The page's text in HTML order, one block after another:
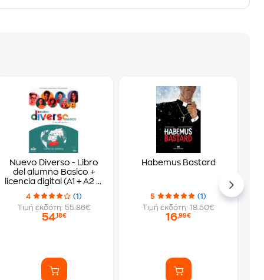
Nuevo Diverso - Libro
del alumno Basico +
licencia digital (A1 + A2 in
one volume)
4
(1)
Τιμή εκδότη: 55.86€
54,18€
Habemus Bastard
5
(1)
Τιμή εκδότη: 18.50€
16,99€